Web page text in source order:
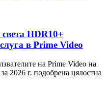
HDR10+
в Prime Video
на Prime Video на
2026 г. подобрена цялостна